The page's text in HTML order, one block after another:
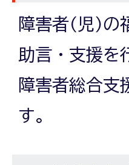
障害者(児)の
助言・支援を
障害者総合支
す。